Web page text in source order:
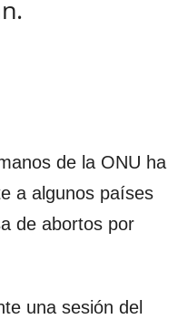
de la ONU ha
a algunos países
de abortos por
una sesión del